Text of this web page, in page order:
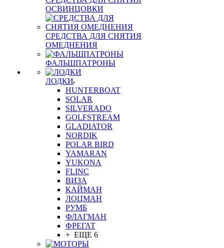
ОСВИНЦОВКИ
СРЕДСТВА ДЛЯ СНЯТИЯ
ОМЕДНЕНИЯ
ФАЛЬШПАТРОНЫ
ЛОДКИ
HUNTERBOAT
SOLAR
SILVERADO
GOLFSTREAM
GLADIATOR
NORDIK
POLAR BIRD
YAMARAN
YUKONA
FLINC
ВИЗА
КАЙМАН
ЛОЦМАН
РУМБ
ФЛАГМАН
ФРЕГАТ
+ ЕЩЕ 6